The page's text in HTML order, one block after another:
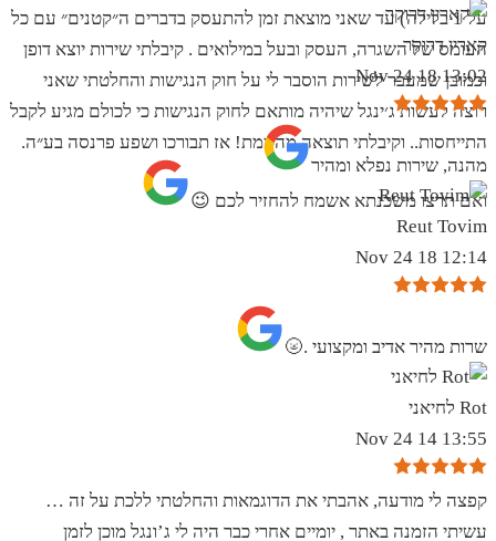
על 1 בלילה) עד שאני מוצאת זמן להתעסק בדברים ה״קטנים״ עם כל
העומס של השגרה, העסק ובעל במילואים . קיבלתי שירות יוצא דופן
וכמובן שמעבר לשירות הוסבר לי על חוק הנגישות והחלטתי שאני
רוצה לעשות ג׳ינגל שיהיה מותאם לחוק הנגישות כי לכולם מגיע לקבל
התייחסות.. וקיבלתי תוצאה מהממת! אז תבורכו ושפע פרנסה בע״ה.
ואם תרצו משכנתא אשמח להחזיר לכם 😉
קארין דרוקר
13:02 18 Nov 24
מהנה, שירות נפלא ומהיר
Reut Tovim
12:14 18 Nov 24
שרות מהיר אדיב ומקצועי .🌝
Rot לחיאני
13:55 14 Nov 24
קפצה לי מודעה, אהבתי את הדוגמאות והחלטתי ללכת על זה …
עשיתי הזמנה באתר , יומיים אחרי כבר היה לי ג’ונגל מוכן לזמן